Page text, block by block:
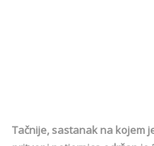
Tačnije, sastanak na kojem